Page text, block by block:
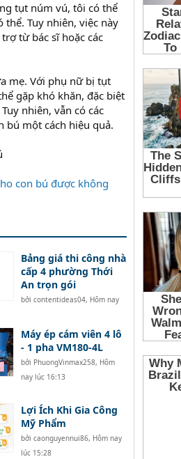
tụt núm vú, tôi có thể
thể. Tuy nhiên, việc này
từ bác sĩ hoặc các
mẹ. Với phụ nữ bị tụt
gặp khó khăn, đặc biệt
nhiên, vẫn có các
bú một cách hiệu quả.
con bú được không
Bảng giá thi công nhà
cấp 4 phường Thới
An trọn gói
bởi contentideas04, Hôm nay
Máy ép cám viên 4 lô
- 1 pha VM180-4L
bởi PhuongVinmax258, Hôm
nay lúc 16:13
Lợi Ích Khi Gia Công
Mỹ Phẩm
bởi caonguyennui86, Hôm nay
lúc 15:28